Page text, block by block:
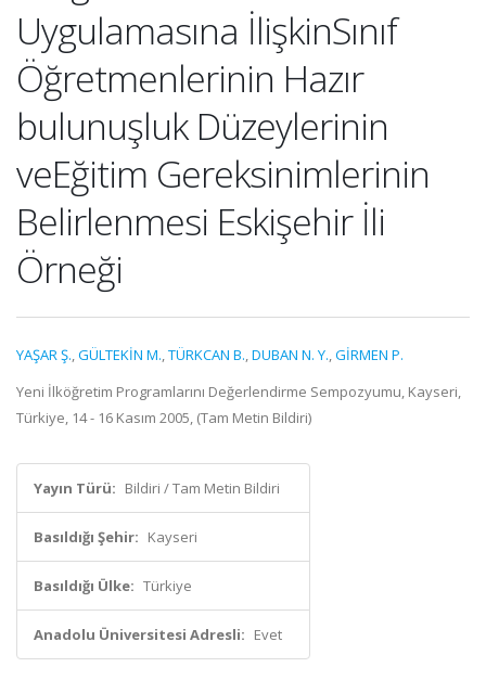
Uygulamasına İlişkinSınıf
Öğretmenlerinin Hazır
bulunuşluk Düzeylerinin
veEğitim Gereksinimlerinin
Belirlenmesi Eskişehir İli
Örneği
YAŞAR Ş.,GÜLTEKİN M.,TÜRKCAN B.,DUBAN N. Y.,GİRMEN P.
Yeni İlköğretim Programlarını Değerlendirme Sempozyumu, Kayseri,
Türkiye, 14 - 16 Kasım 2005, (Tam Metin Bildiri)
Yayın Türü: Bildiri / Tam Metin Bildiri
Basıldığı Şehir: Kayseri
Basıldığı Ülke: Türkiye
Anadolu Üniversitesi Adresli: Evet